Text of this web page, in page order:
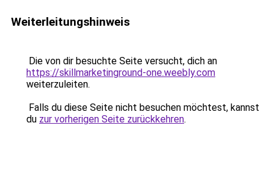
Weiterleitungshinweis
Die von dir besuchte Seite versucht, dich an
https://skillmarketinground-one.weebly.com
weiterzuleiten.
Falls du diese Seite nicht besuchen möchtest, kannst
du zur vorherigen Seite zurückkehren.